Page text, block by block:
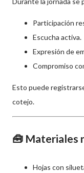
Participación
Escucha activa.
Expresión de
Compromiso
Esto puede
cotejo.
🧰 Materiales
Hojas con